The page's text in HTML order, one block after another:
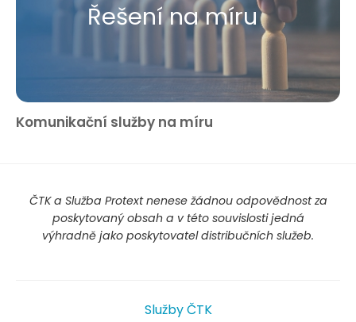
Řešení na míru
Komunikační služby na míru
ČTK a Služba Protext nenese žádnou odpovědnost za
poskytovaný obsah a v této souvislosti jedná
výhradně jako poskytovatel distribučních služeb.
Služby ČTK